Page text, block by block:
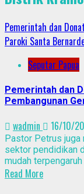
Pemerintah dan
Paroki Santa
Seputar Papua
Pemerintah dan
Pembangunan
wadmin 16/10/
Pastor Petrus juga
sektor pendidikan
mudah terpengaruh
Read More